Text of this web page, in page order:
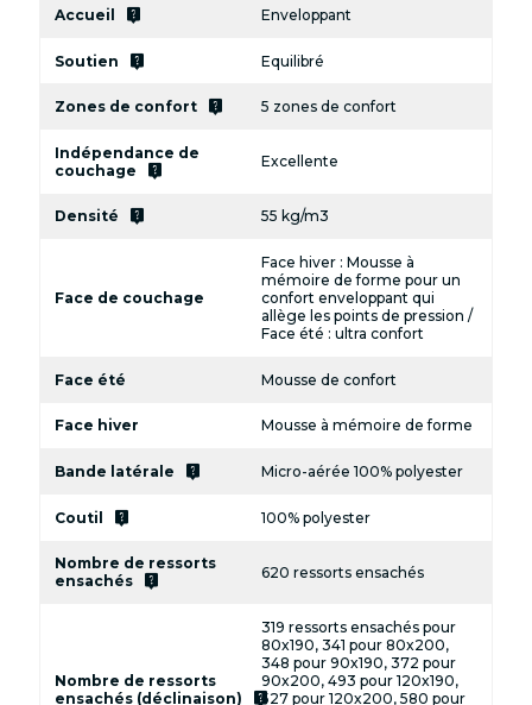
Accueil live_help Enveloppant
Soutien live_help Equilibré
Zones de confort live_help 5 zones de confort
Indépendance de
couchage
live_help Excellente
Densité live_help 55 kg/m3
Face de couchage
Face hiver : Mousse à
mémoire de forme pour un
confort enveloppant qui
allège les points de pression /
Face été : ultra confort
Face été Mousse de confort
Face hiver Mousse à mémoire de forme
Bande latérale live_help Micro-aérée 100% polyester
Coutil live_help 100% polyester
Nombre de ressorts
ensachés
live_help 620 ressorts ensachés
Nombre de ressorts
ensachés (déclinaison)
live_help
319 ressorts ensachés pour
80x190, 341 pour 80x200,
348 pour 90x190, 372 pour
90x200, 493 pour 120x190,
527 pour 120x200, 580 pour